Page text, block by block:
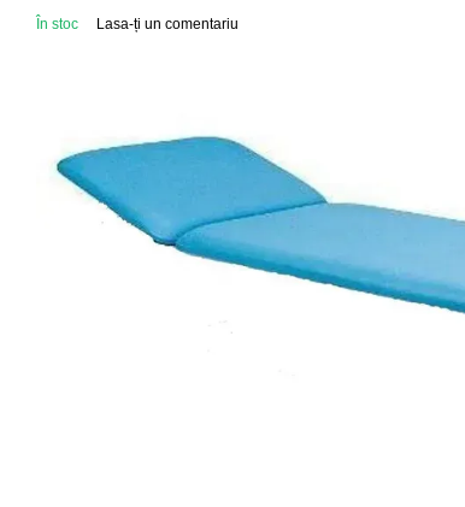
În stoc Lasa-ți un comentariu